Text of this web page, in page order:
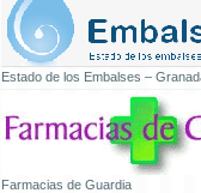
Estado de los Embalses –
Farmacias de Guardia